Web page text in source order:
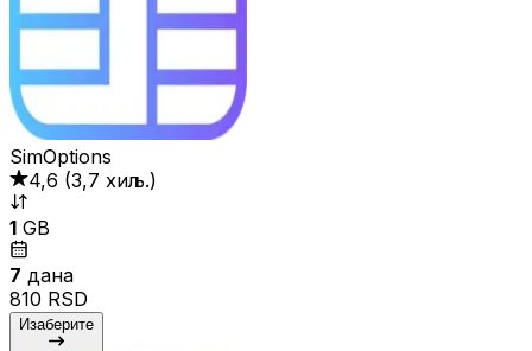
SimOptions
4,6 (3,7 хиљ.)
1 GB
7 дана
810 RSD
Изаберите